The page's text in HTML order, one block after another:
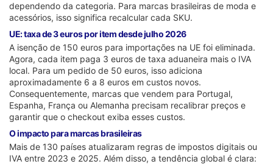
dependendo da categoria. Para marcas brasileiras de moda e
acessórios, isso significa recalcular cada SKU.
UE: taxa de 3 euros por item desde julho 2026
A isenção de 150 euros para importações na UE foi eliminada.
Agora, cada item paga 3 euros de taxa aduaneira mais o IVA
local. Para um pedido de 50 euros, isso adiciona
aproximadamente 6 a 8 euros em custos novos.
Consequentemente, marcas que vendem para Portugal,
Espanha, França ou Alemanha precisam recalibrar preços e
garantir que o checkout exiba esses custos.
O impacto para marcas brasileiras
Mais de 130 países atualizaram regras de impostos digitais ou
IVA entre 2023 e 2025. Além disso, a tendência global é clara: